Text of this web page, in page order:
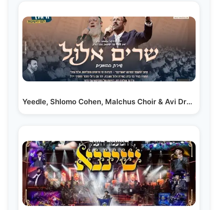
Yeedle, Shlomo Cohen, Malchus Choir & Avi Dror - Elul Songs